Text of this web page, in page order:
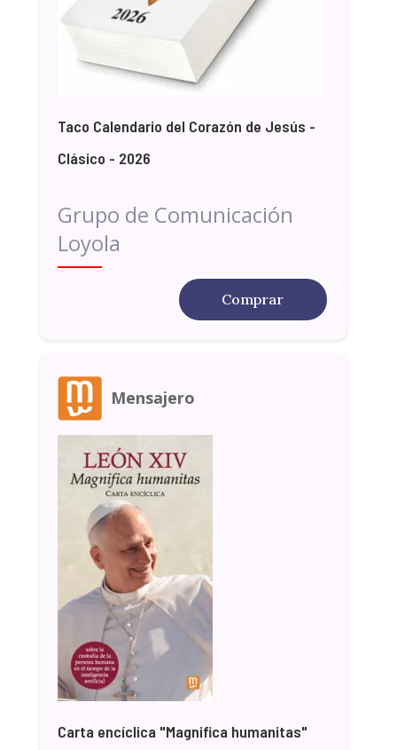
Taco Calendario del Corazón de Jesús -
Clásico - 2026
Grupo de Comunicación
Loyola
Comprar
Mensajero
Carta encíclica "Magnifica humanitas"